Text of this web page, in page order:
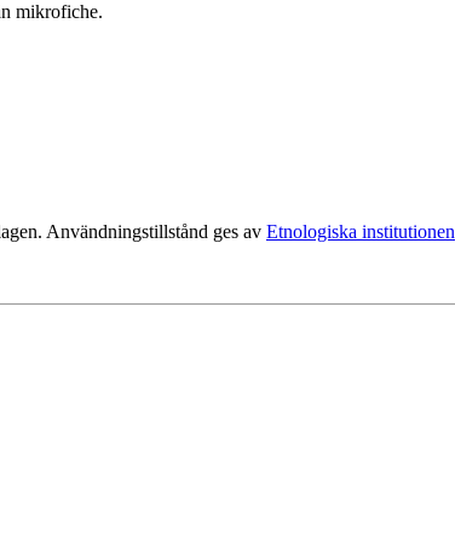
mikrofiche.
Användningstillstånd ges av Etnologiska institutionen